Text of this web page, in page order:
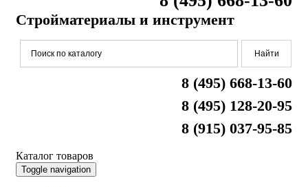
Стройматериалы и инструмент
8 (495) 668-13-60
8 (495) 128-20-95
8 (915) 037-95-85
Каталог товаров
Toggle navigation